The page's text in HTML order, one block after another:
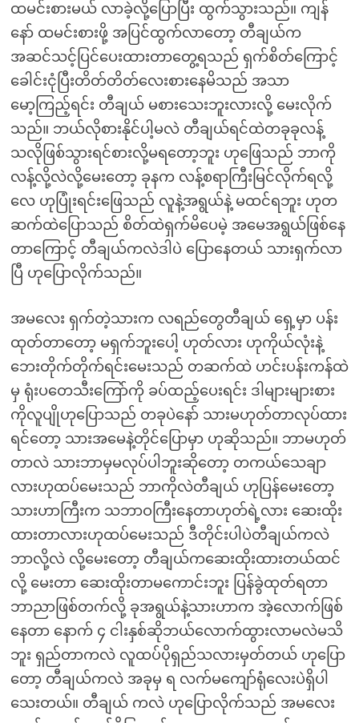
ထမင်းစားမယ် လာခဲ့လို့ပြောပြီး ထွက်သွားသည်။ ကျန်
နော် ထမင်းစားဖို့ အပြင်ထွက်လာတော့ တီချယ်က
အဆင်သင့်ပြင်ပေးထားတာတွေ့ရသည် ရှက်စိတ်ကြောင့်
ခေါင်းငုံပြီးတိတ်တိတ်လေးစားနေမိသည် အသာ
မော့ကြည့်ရင်း တီချယ် မစားသေးဘူးလားလို့ မေးလိုက်
သည်။ ဘယ်လိုစားနိုင်ပါ့မလဲ တီချယ်ရင်ထဲတခုခုလန့်
သလိုဖြစ်သွားရင်စားလို့မရတော့ဘူး ဟုဖြေသည် ဘာကို
လန့်လို့လဲလို့မေးတော့ ခုနက လန့်စရာကြီးမြင်လိုက်ရလို့
လေ ဟုပြုံးရင်းဖြေသည် လူနဲ့အရွယ်နဲ့ မထင်ရဘူး ဟုတ
ဆက်ထဲပြောသည် စိတ်ထဲရှက်မိပေမဲ့ အမေအရွယ်ဖြစ်နေ
တာကြောင့် တီချယ်ကလဲဒါပဲ ပြောနေတယ် သားရှက်လာ
ပြီ ဟုပြောလိုက်သည်။
အမလေး ရှက်တဲ့သားက လရည်တွေတီချယ် ရှေ့မှာ ပန်း
ထုတ်တာတော့ မရှက်ဘူးပေါ့ ဟုတ်လား ဟုကိုယ်လုံးနဲ့
ဘေးတိုက်တိုက်ရင်းမေးသည် တဆက်ထဲ ဟင်းပန်းကန်ထဲ
မှ ရုံးပတေသီးကြော်ကို ခပ်ထည့်ပေးရင်း ဒါများများစား
ကိုလူပျိုဟုပြောသည် တခုပဲနော် သားမဟုတ်တာလုပ်ထား
ရင်တော့ သားအမေနဲ့တိုင်ပြောမှာ ဟုဆိုသည်။ ဘာမဟုတ်
တာလဲ သားဘာမှမလုပ်ပါဘူးဆိုတော့ တကယ်သေချာ
လားဟုထပ်မေးသည် ဘာကိုလဲတီချယ် ဟုပြန်မေးတော့
သားဟာကြီးက သဘာဝကြီးနေတာဟုတ်ရဲ့လား ဆေးထိုး
ထားတာလားဟုထပ်မေးသည် ဒီတိုင်းပါပဲတီချယ်ကလဲ
ဘာလို့လဲ လို့မေးတော့ တီချယ်ကဆေးထိုးထားတယ်ထင်
လို့ မေးတာ ဆေးထိုးတာမကောင်းဘူး ပြန်ခွဲထုတ်ရတာ
ဘာညာဖြစ်တက်လို့ ခုအရွယ်နဲ့သားဟာက အဲ့လောက်ဖြစ်
နေတာ နောက် ၄ ငါးနှစ်ဆိုဘယ်လောက်ထွားလာမလဲမသိ
ဘူး ရှည်တာကလဲ လူထပ်ပိုရှည်သလားမှတ်တယ် ဟုပြော
တော့ တီချယ်ကလဲ အခုမှ ရ လက်မကျော်ရုံလေးပဲရှိပါ
သေးတယ်။ တီချယ် ကလဲ ဟုပြောလိုက်သည် အမလေး